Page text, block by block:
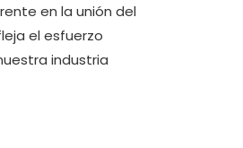
en la unión del
el esfuerzo
industria